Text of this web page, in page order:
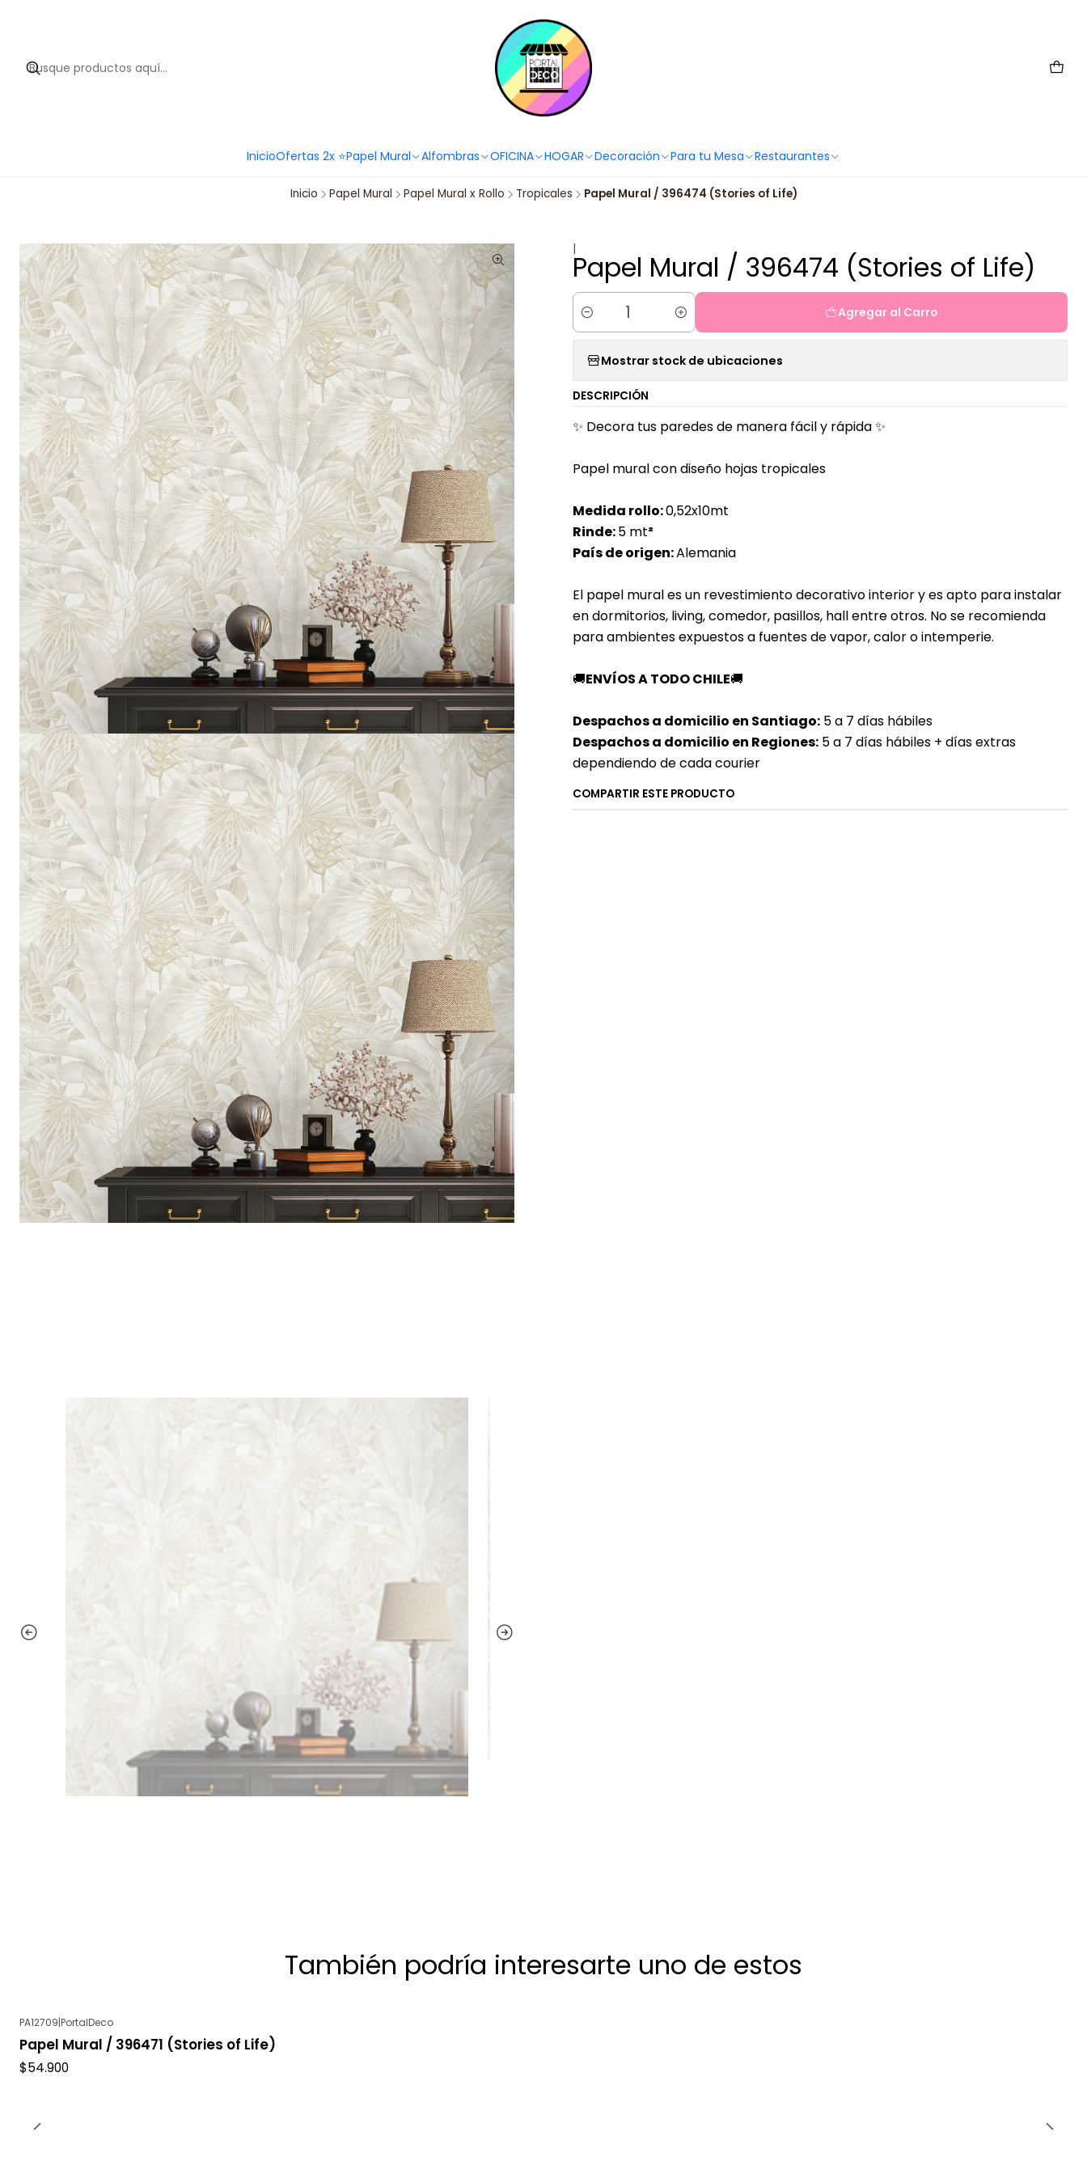
InicioOfertas 2x ⭐Papel Mural Alfombras OFICINA HOGAR Decoración Para tu Mesa Restaurantes
Hola PortaldecoLover✨ Necesitas ayuda? Escríbenos!
Inicio Papel Mural Papel Mural x Rollo Tropicales Papel Mural / 396474 (Stories of Life)
|
Papel Mural / 396474 (Stories of Life)
Cantidad
Agregar al Carro
Mostrar stock de ubicaciones
DESCRIPCIÓN
✨ Decora tus paredes de manera fácil y rápida ✨
Papel mural con diseño hojas tropicales
Medida rollo:0,52x10mt
Rinde:5 mt²
País de origen:Alemania
El papel mural es un revestimiento decorativo interior y es apto para instalar
en dormitorios, living, comedor, pasillos, hall entre otros. No se recomienda
para ambientes expuestos a fuentes de vapor, calor o intemperie.
🚚ENVÍOS A TODO CHILE🚚
Despachos a domicilio en Santiago: 5 a 7 días hábiles
Despachos a domicilio en Regiones: 5 a 7 días hábiles + días extras
dependiendo de cada courier
COMPARTIR ESTE PRODUCTO
También podría interesarte uno de estos
PA12709|PortalDeco
Papel Mural / 396471 (Stories of Life)
$54.900